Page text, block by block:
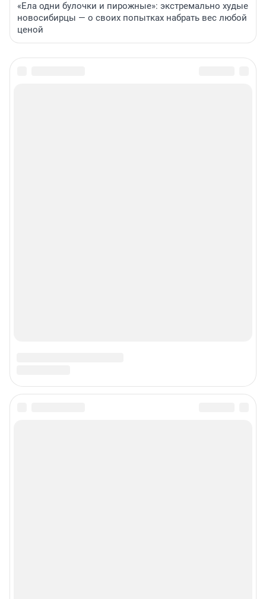
«Ела одни булочки и пирожные»: экстремально худые
новосибирцы — о своих попытках набрать вес любой
ценой